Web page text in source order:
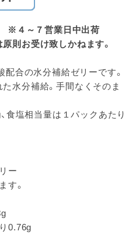
※４～７営業日中出荷
則お受け致しかねます。
合の水分補給ゼリーです。
水分補給。手間なくそのま
食塩相当量は１パックあたり
ー
す。
0.76g